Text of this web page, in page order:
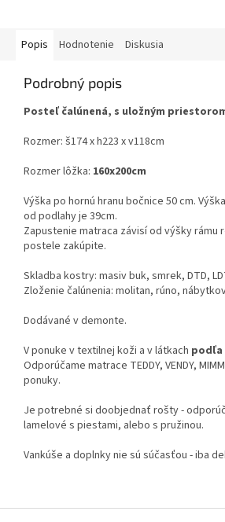
Popis Hodnotenie Diskusia
Podrobný popis
Posteľ čalúnená, s uložným
Rozmer: š174 x h223 x v118cm
Rozmer lôžka: 160x200cm
Výška po hornú hranu bočnice 50 cm.
od podlahy je 39cm.
Zapustenie matraca závisí od výšky rámu
postele zakúpite.
Skladba kostry: masiv buk, smrek, DTD,
Zloženie čalúnenia: molitan, rúno,
Dodávané v demonte.
V ponuke v textilnej koži a v látkach podľa
Odporúčame matrace TEDDY, VENDY,
ponuky.
Je potrebné si doobjednať rošty -
lamelové s piestami, alebo s pružinou.
Vankúše a doplnky nie sú súčasťou - iba